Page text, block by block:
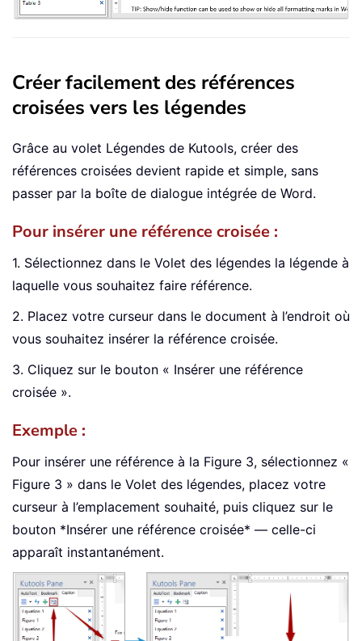
Créer facilement des références
croisées vers les légendes
Grâce au volet Légendes de Kutools, créer des
références croisées devient rapide et simple, sans
passer par la boîte de dialogue intégrée de Word.
Pour insérer une référence croisée :
1. Sélectionnez dans le Volet des légendes la légende à
laquelle vous souhaitez faire référence.
2. Placez votre curseur dans le document à l’endroit où
vous souhaitez insérer la référence croisée.
3. Cliquez sur le bouton « Insérer une référence
croisée ».
Exemple :
Pour insérer une référence à la Figure 3, sélectionnez «
Figure 3 » dans le Volet des légendes, placez votre
curseur à l’emplacement souhaité, puis cliquez sur le
bouton *Insérer une référence croisée* — celle-ci
apparaît instantanément.